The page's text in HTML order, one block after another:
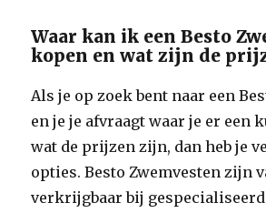
Waar kan ik een Besto
kopen en wat zijn de
Als je op zoek bent naar een
en je je afvraagt waar je er een
wat de prijzen zijn, dan heb je
opties. Besto Zwemvesten zijn
verkrijgbaar bij